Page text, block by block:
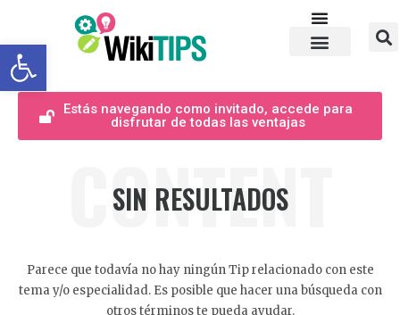
Abrir barra de herramientas
Estás navegando como invitado, accede para
disfrutar de todas las ventajas
CONTENT
SIN RESULTADOS
Parece que todavía no hay ningún Tip relacionado con este
tema y/o especialidad. Es posible que hacer una búsqueda con
otros términos te pueda ayudar.